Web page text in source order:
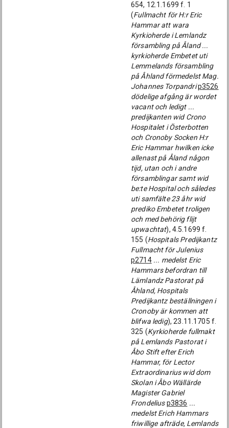
654, 12.1.1699 f. 1
(Fullmacht för H:r Eric
Hammar att wara
Kyrkioherde i Lemlandz
försambling på Åland ...
kyrkioherde Embetet uti
Lemmelands försambling
på Åhland förmedelst Mag.
Johannes Torpandri p3526
dödelige afgång är wordet
vacant och ledigt ...
predijkanten wid Crono
Hospitalet i Österbotten
och Cronoby Socken H:r
Eric Hammar hwilken icke
allenast på Åland någon
tijd, utan och i andre
församblingar samt wid
be:te Hospital och således
uti samfälte 23 åhr wid
prediko Embetet troligen
och med behörig flijt
upwachtat), 4.5.1699 f.
155 (Hospitals Predijkantz
Fullmacht för Julenius
p2714 ... medelst Eric
Hammars befordran till
Lämlandz Pastorat på
Åhland, Hospitals
Predijkantz beställningen i
Cronoby är kommen att
blifwa ledig), 23.11.1705 f.
325 (Kyrkioherde fullmakt
på Lemlands Pastorat i
Åbo Stift efter Erich
Hammar, för Lector
Extraordinarius wid dom
Skolan i Åbo Wällärde
Magister Gabriel
Frondelius p3836 ...
medelst Erich Hammars
friwillige afträde, Lemlands